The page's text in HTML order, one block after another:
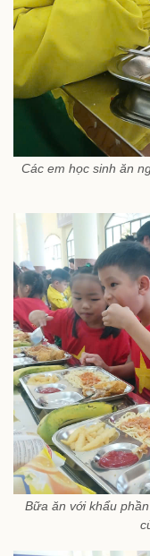
Các em học sinh ăn
Bữa ăn với khẩu